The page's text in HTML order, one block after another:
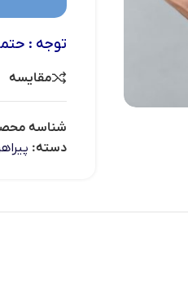
توجه :
مقایسه
شناسه
دسته: